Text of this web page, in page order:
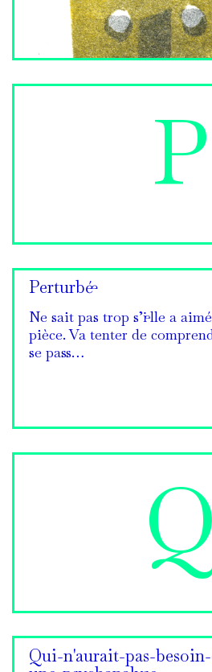
P
Perturbé·e
Ne sait pas trop s’i·elle a
pièce. Va tenter de
se pass…
Q
Qui-n'aurait-pas-